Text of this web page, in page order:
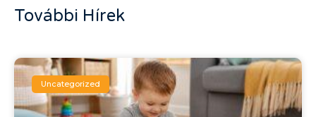
További Hírek
Uncategorized